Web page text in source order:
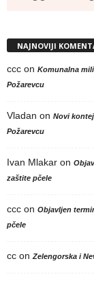
NAJNOVIJI
ccc on Komunalna
Požarevcu
Vladan on Novi
Požarevcu
Ivan Mlakar on
zaštite pčele
ccc on Objavljen
pčele
cc on Zelengorska i